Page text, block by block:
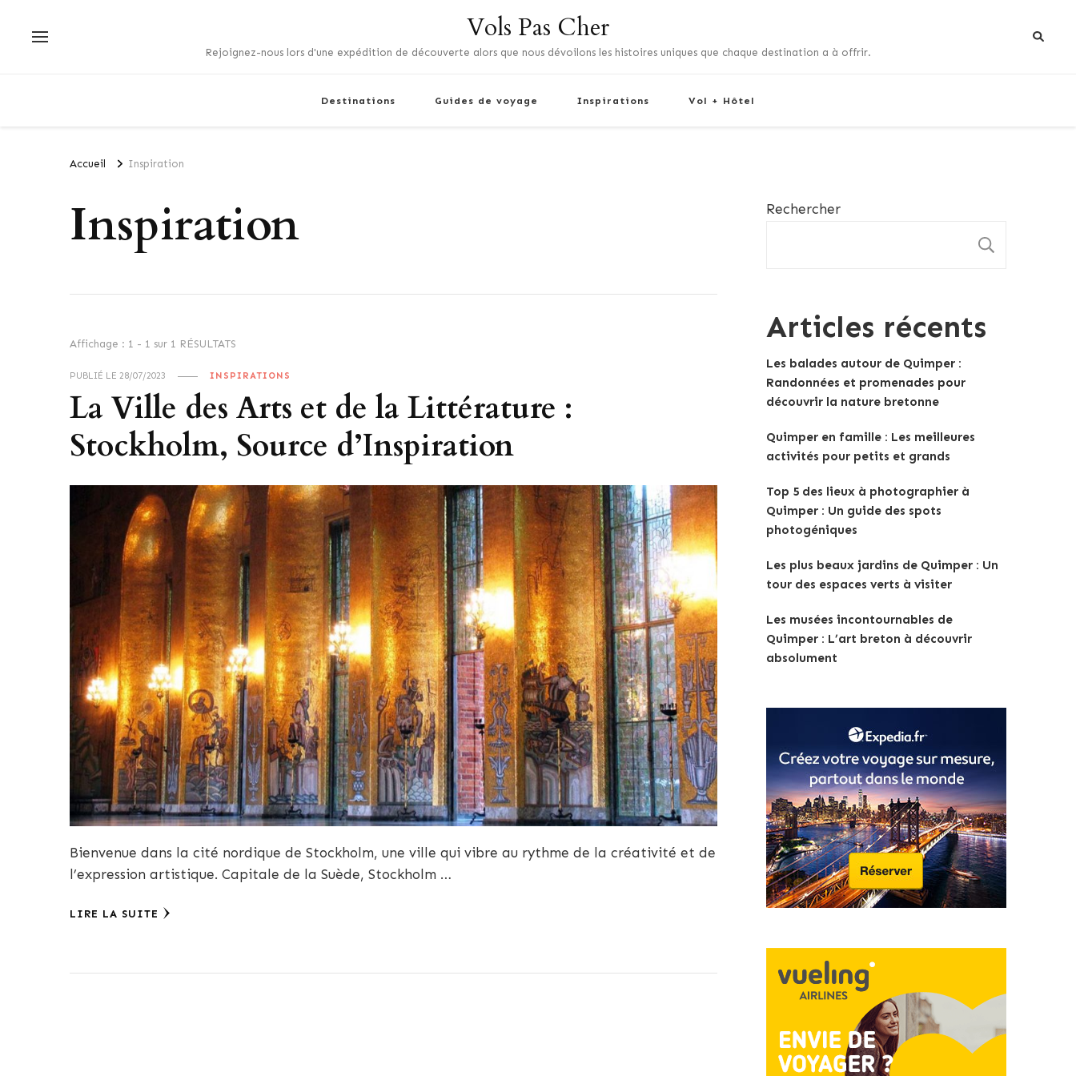
Vols Pas Cher
Rejoignez-nous lors d'une expédition de découverte alors que nous dévoilons les histoires uniques que chaque destination a à offrir.
Destinations Guides de voyage Inspirations Vol + Hôtel
Accueil Inspiration
Inspiration
Affichage : 1 - 1 sur 1 RÉSULTATS
PUBLIÉ LE 28/07/2023 INSPIRATIONS
La Ville des Arts et de la Littérature :
Stockholm, Source d’Inspiration
Bienvenue dans la cité nordique de Stockholm, une ville qui vibre au rythme de la créativité et de
l’expression artistique. Capitale de la Suède, Stockholm …
LIRE LA SUITE
Rechercher
Articles récents
Les balades autour de Quimper :
Randonnées et promenades pour
découvrir la nature bretonne
Quimper en famille : Les meilleures
activités pour petits et grands
Top 5 des lieux à photographier à
Quimper : Un guide des spots
photogéniques
Les plus beaux jardins de Quimper : Un
tour des espaces verts à visiter
Les musées incontournables de
Quimper : L’art breton à découvrir
absolument